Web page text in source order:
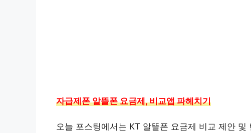
자급제폰 알뜰폰 요금제, 비교앱 파헤치기
오늘 포스팅에서는 KT 알뜰폰 요금제 비교 제안